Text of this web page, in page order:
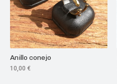
Anillo conejo
10,00 €